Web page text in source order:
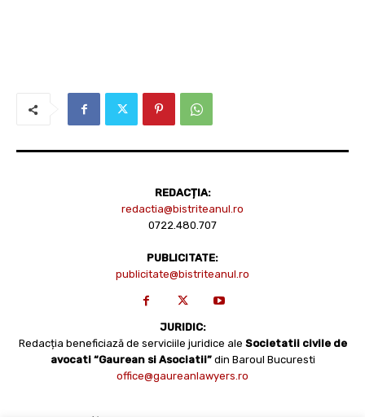
REDACȚIA:
redactia@bistriteanul.ro
0722.480.707
PUBLICITATE:
publicitate@bistriteanul.ro
JURIDIC:
Redacția beneficiază de serviciile juridice ale Societatii civile de
avocati “Gaurean si Asociatii” din Baroul Bucuresti
office@gaureanlawyers.ro